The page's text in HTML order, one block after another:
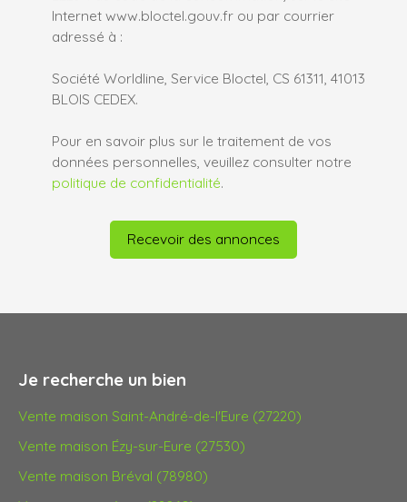
Internet www.bloctel.gouv.fr ou par courrier
adressé à :
Société Worldline, Service Bloctel, CS 61311, 41013
BLOIS CEDEX.
Pour en savoir plus sur le traitement de vos
données personnelles, veuillez consulter notre
politique de confidentialité.
Recevoir des annonces
Je recherche un bien
Vente maison Saint-André-de-l'Eure (27220)
Vente maison Ézy-sur-Eure (27530)
Vente maison Bréval (78980)